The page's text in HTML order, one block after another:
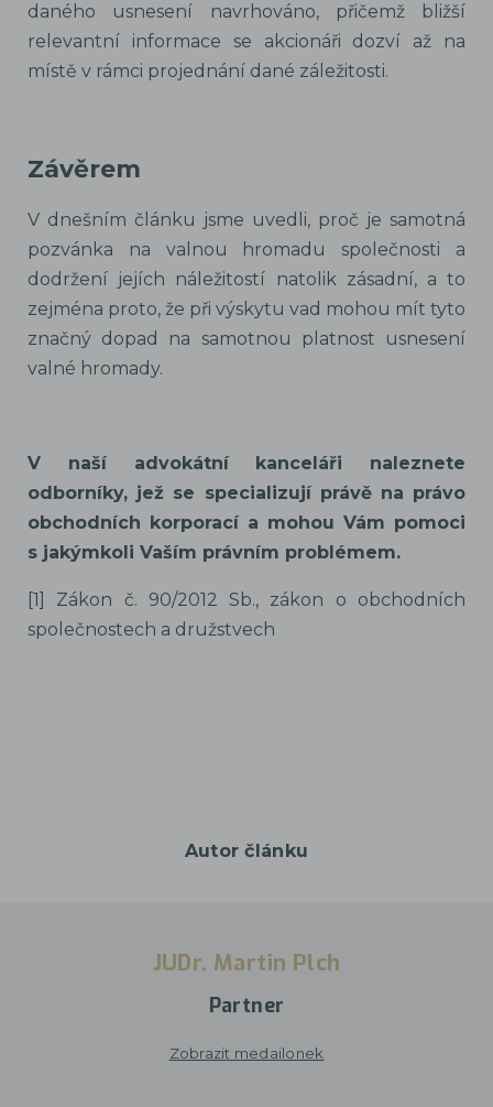
daného usnesení navrhováno, přičemž bližší
relevantní informace se akcionáři dozví až na
místě v rámci projednání dané záležitosti.
Závěrem
V dnešním článku jsme uvedli, proč je samotná
pozvánka na valnou hromadu společnosti a
dodržení jejích náležitostí natolik zásadní, a to
zejména proto, že při výskytu vad mohou mít tyto
značný dopad na samotnou platnost usnesení
valné hromady.
V naší advokátní kanceláři naleznete
odborníky, jež se specializují právě na právo
obchodních korporací a mohou Vám pomoci
s jakýmkoli Vaším právním problémem.
[1] Zákon č. 90/2012 Sb., zákon o obchodních
společnostech a družstvech
Autor článku
JUDr. Martin Plch
Partner
Zobrazit medailonek